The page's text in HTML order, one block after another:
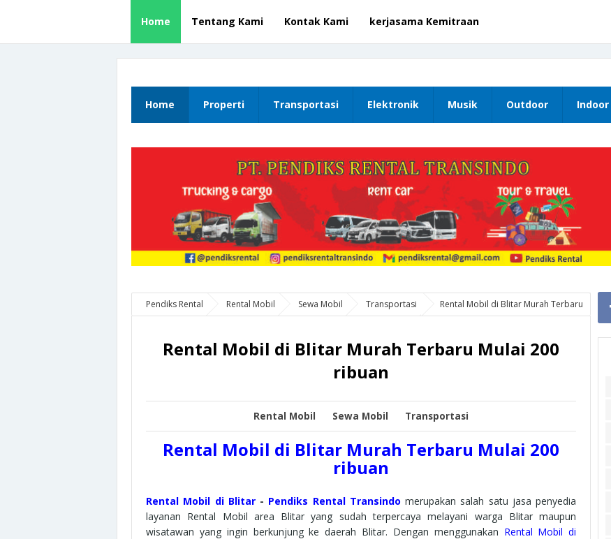
Home Tentang Kami Kontak Kami kerjasama Kemitraan
Home Properti Transportasi Elektronik Musik Outdoor Indoor
Pendiks Rental Rental Mobil Sewa Mobil Transportasi
Rental Mobil di Blitar Murah Terbaru
Mulai 200 ribuan
Rental Mobil di Blitar Murah Terbaru Mulai 200
ribuan
Rental Mobil Sewa Mobil Transportasi
Rental Mobil di Blitar Murah Terbaru Mulai 200
ribuan
Rental Mobil di Blitar- Pendiks Rental Transindo merupakan salah satu jasa penyedia
layanan Rental Mobil area Blitar yang sudah terpercaya melayani warga Blitar maupun
wisatawan yang ingin berkunjung ke daerah Blitar. Dengan menggunakan Rental Mobil di